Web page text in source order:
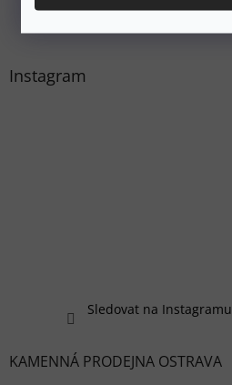
Instagram
Sledovat na Instagramu
KAMENNÁ PRODEJNA OSTRAVA